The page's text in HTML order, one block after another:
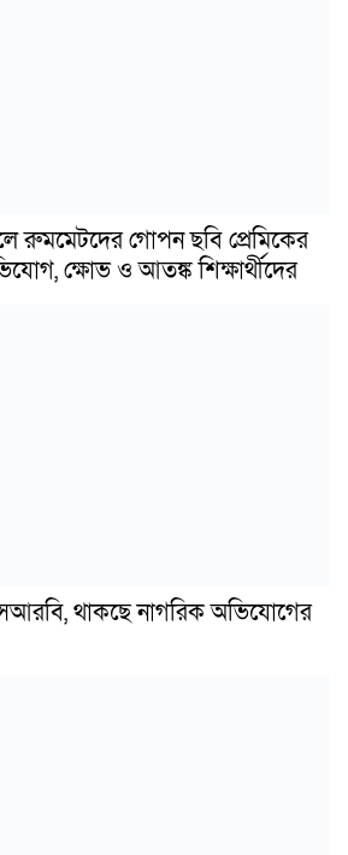
রুমমেটদের গোপন ছবি প্রেমিকের
ক্ষোভ ও আতঙ্ক শিক্ষার্থীদের
থাকছে নাগরিক অভিযোগের